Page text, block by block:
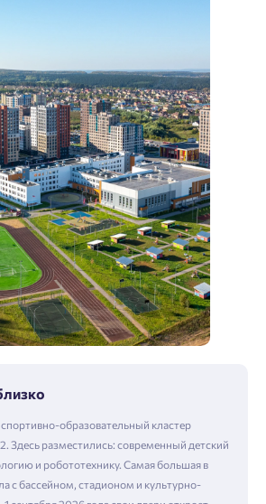
образовательный кластер
Здесь разместились: современный детский
и робототехнику. Самая большая в
с бассейном, стадионом и культурно-